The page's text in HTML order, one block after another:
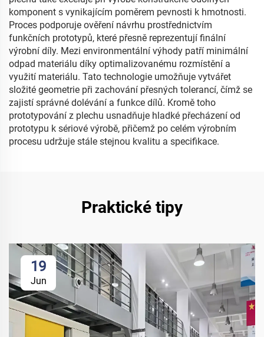
komponent s vynikajícím poměrem pevnosti k hmotnosti.
Proces podporuje ověření návrhu prostřednictvím
funkčních prototypů, které přesně reprezentují finální
výrobní díly. Mezi environmentální výhody patří minimální
odpad materiálu díky optimalizovanému rozmístění a
využití materiálu. Tato technologie umožňuje vytvářet
složité geometrie při zachování přesných tolerancí, čímž se
zajistí správné dolévání a funkce dílů. Kromě toho
prototypování z plechu usnadňuje hladké přecházení od
prototypu k sériové výrobě, přičemž po celém výrobním
procesu udržuje stále stejnou kvalitu a specifikace.
Praktické tipy
19
Jun